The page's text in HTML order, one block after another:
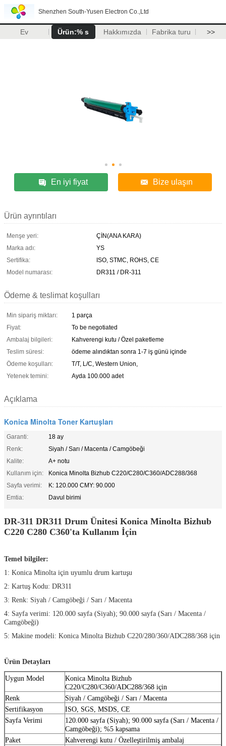
Shenzhen South-Yusen Electron Co.,Ltd
Ev Ürün:% s Hakkımızda Fabrika turu >>
En iyi fiyat Bize ulaşın
Ürün ayrıntıları
Menşe yeri:
ÇİN(ANA KARA)
Marka adı:
YS
Sertifika:
ISO, STMC, ROHS, CE
Model numarası:
DR311 / DR-311
Ödeme & teslimat koşulları
Min sipariş miktarı:
1 parça
Fiyat:
To be negotiated
Ambalaj bilgileri:
Kahverengi kutu / Özel paketleme
Teslim süresi:
ödeme alındıktan sonra 1-7 iş günü içinde
Ödeme koşulları:
T/T, L/C, Western Union,
Yetenek temini:
Ayda 100.000 adet
Açıklama
Konica Minolta Toner Kartuşları
Garanti:
18 ay
Renk:
Siyah / Sarı / Macenta / Camgöbeği
Kalite:
A+ notu
Kullanım için:
Konica Minolta Bizhub C220/C280/C360/ADC288/368
Sayfa verimi:
K: 120.000 CMY: 90.000
Emtia:
Davul birimi
DR-311 DR311 Drum Ünitesi Konica Minolta Bizhub
C220 C280 C360'ta Kullanım İçin
Temel bilgiler:
1: Konica Minolta için uyumlu drum kartuşu
2: Kartuş Kodu: DR311
3: Renk: Siyah / Camgöbeği / Sarı / Macenta
4: Sayfa verimi: 120.000 sayfa (Siyah); 90.000 sayfa (Sarı / Macenta /
Camgöbeği)
5: Makine modeli: Konica Minolta Bizhub C220/280/360/ADC288/368 için
Ürün Detayları
Uygun Model
Konica Minolta Bizhub
C220/C280/C360/ADC288/368 için
Renk
Siyah / Camgöbeği / Sarı / Macenta
Sertifikasyon
ISO, SGS, MSDS, CE
Sayfa Verimi
120.000 sayfa (Siyah); 90.000 sayfa (Sarı / Macenta /
Camgöbeği); %5 kapsama
Paket
Kahverengi kutu / Özelleştirilmiş ambalaj